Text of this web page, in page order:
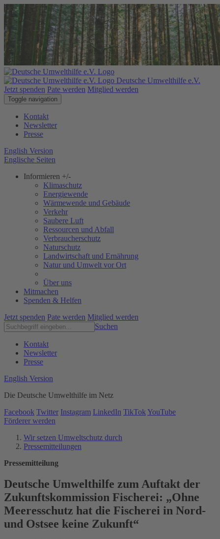
Deutsche Umwelthilfe e.V.
Jetzt spenden Pate werden Mitglied werden
Toggle navigation
Kontakt
Newsletter
Presse
English Version
Englische Seiten
Informieren +/-
Klimaschutz
Energiewende
Wärmewende und Gebäude
Verkehr
Saubere Luft
Ressourcen und Abfall
Verbraucherschutz
Naturschutz
Landwirtschaft und Ernährung
Natur und Umwelt vor Ort
Über uns
Mitmachen
Spenden & Helfen
Jetzt spenden Pate werden Mitglied werden
Suchen
Kontakt
Newsletter
Presse
English Version
Die Deutsche Umwelthilfe im Netz
Facebook Twitter Instagram LinkedIn TikTok YouTube
Förderer werden
Wir setzen Umweltschutz durch
Pressemitteilungen
Pressemitteilung
Deutsche Umwelthilfe zum Auftakt der
Zukunftskommission Fischerei: „Ohne
Meeresschutz hat die Fischerei in Nord-
und Ostsee keine Zukunft“